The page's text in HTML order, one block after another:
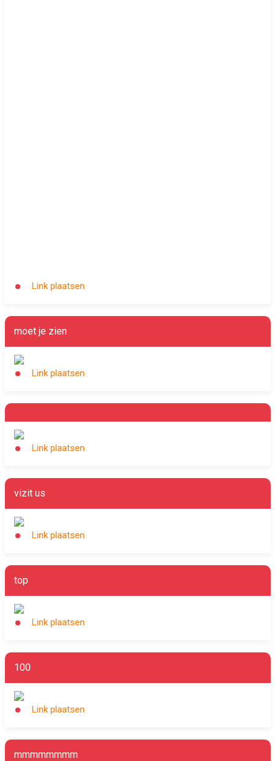
Link plaatsen
moet je zien
Link plaatsen
Link plaatsen
vizit us
Link plaatsen
top
Link plaatsen
100
Link plaatsen
mmmmmmmm